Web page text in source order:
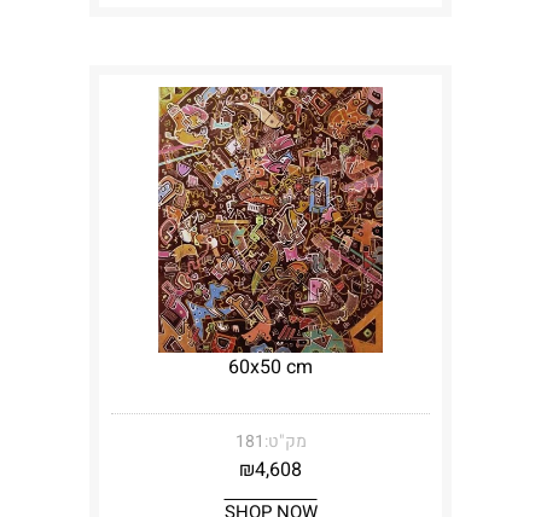
60x50 cm
מק"ט:181
₪4,608